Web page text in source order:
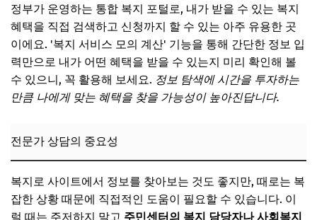
Q. 신청 자격이 안 될 경우 재신청은?
Q. 신청 결과를 어디서 확인할 수 있나요?
📌 지금 뜨는 꿀정보! 놓치지 마세요
추가할인 코드 WRVE6
지자체별 추가 혜택 활용
복지 정책 변경에 대한 이해
정부가 운영하는 통합 복지 포털로, 내가 받을 수 있는 복지
혜택을 직접 검색하고 신청까지 할 수 있는 아주 유용한 곳
이에요. '복지 서비스 모의 계산' 기능을 통해 간단한 정보 입
력만으로 내가 어떤 혜택을 받을 수 있는지 미리 확인해 볼
수 있으니, 꼭 활용해 보세요. 정보 탐색에 시간을 투자하는
만큼 나에게 맞는 혜택을 찾을 가능성이 높아진답니다.
전문가 상담의 중요성
복지로 사이트에서 정보를 찾아보는 것도 좋지만, 때로는 복
잡한 상황 때문에 직접적인 도움이 필요할 수 있습니다. 이
럴 때는 주저하지 말고 주민센터의 복지 담당자나 사회복지